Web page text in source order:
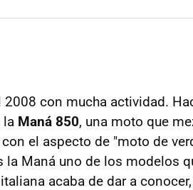
con mucha actividad.
la Maná 850, una moto que
el aspecto de "moto de
Maná uno de los modelos
acaba de dar a